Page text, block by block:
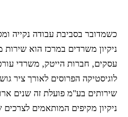
כשמדובר בסביבת עבודה נקייה
ניקיון משרדים במרכז הוא שירות
עסקים, חברות הייטק, משרדי
לוגיסטיקה הפרוסים לאורך ציר
שירותים בע"מ פועלת זה שנים
ניקיון מקיפים המותאמים